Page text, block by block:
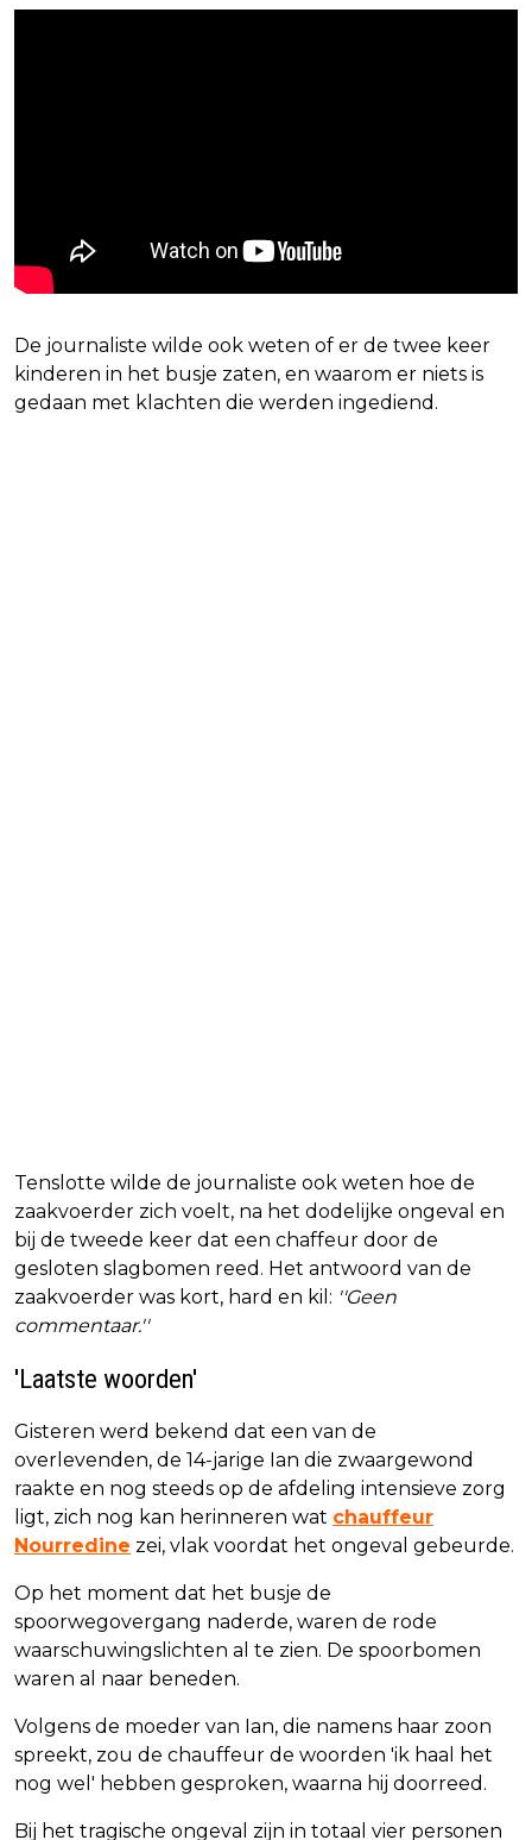
De journaliste wilde ook weten of er de twee keer
kinderen in het busje zaten, en waarom er niets is
gedaan met klachten die werden ingediend.
Tenslotte wilde de journaliste ook weten hoe de
zaakvoerder zich voelt, na het dodelijke ongeval en
bij de tweede keer dat een chaffeur door de
gesloten slagbomen reed. Het antwoord van de
zaakvoerder was kort, hard en kil: ''Geen
commentaar.''
'Laatste woorden'
Gisteren werd bekend dat een van de
overlevenden, de 14-jarige Ian die zwaargewond
raakte en nog steeds op de afdeling intensieve zorg
ligt, zich nog kan herinneren wat chauffeur
Nourredine zei, vlak voordat het ongeval gebeurde.
Op het moment dat het busje de
spoorwegovergang naderde, waren de rode
waarschuwingslichten al te zien. De spoorbomen
waren al naar beneden.
Volgens de moeder van Ian, die namens haar zoon
spreekt, zou de chauffeur de woorden 'ik haal het
nog wel' hebben gesproken, waarna hij doorreed.
Bij het tragische ongeval zijn in totaal vier personen